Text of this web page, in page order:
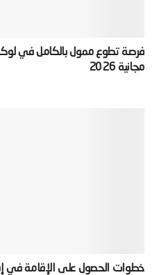
‫فرصة تطوع ممول بالكامل في
مجانية 2026‬
‫خطوات الحصول على الإقامة في